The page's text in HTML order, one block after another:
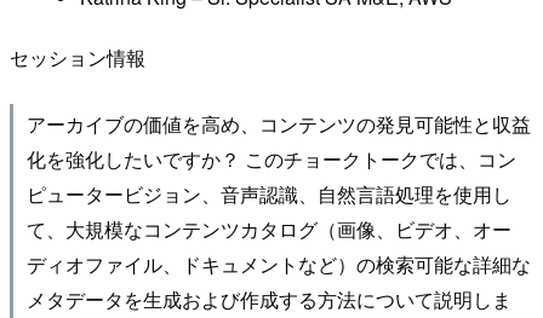
セッション情報
アーカイブの価値を高め、コンテンツの発見可能性と収益
化を強化したいですか？ このチョークトークでは、コン
ピュータービジョン、音声認識、自然言語処理を使用し
て、大規模なコンテンツカタログ（画像、ビデオ、オー
ディオファイル、ドキュメントなど）の検索可能な詳細な
メタデータを生成および作成する方法について説明しま